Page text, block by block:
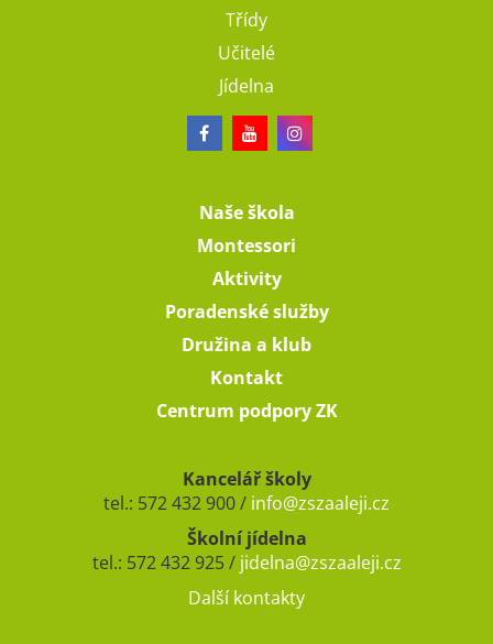
Třídy
Učitelé
Jídelna
Naše škola
Montessori
Aktivity
Poradenské služby
Družina a klub
Kontakt
Centrum podpory ZK
Kancelář školy
tel.: 572 432 900 / info@zszaaleji.cz
Školní jídelna
tel.: 572 432 925 / jidelna@zszaaleji.cz
Další kontakty